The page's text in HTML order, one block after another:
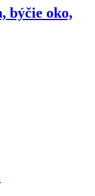
býčie oko,